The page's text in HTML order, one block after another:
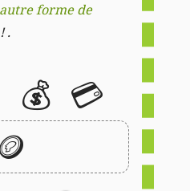
forme de
.
💰 💳
🪙